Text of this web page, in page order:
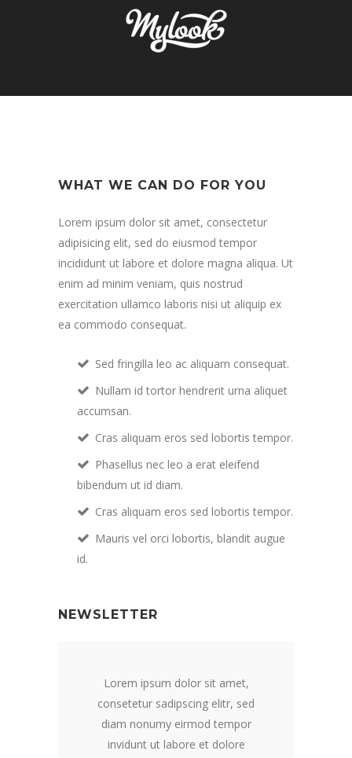
WHAT WE CAN DO FOR YOU
Lorem ipsum dolor sit amet, consectetur
adipisicing elit, sed do eiusmod tempor
incididunt ut labore et dolore magna aliqua. Ut
enim ad minim veniam, quis nostrud
exercitation ullamco laboris nisi ut aliquip ex
ea commodo consequat.
Sed fringilla leo ac aliquam consequat.
Nullam id tortor hendrerit urna aliquet
accumsan.
Cras aliquam eros sed lobortis tempor.
Phasellus nec leo a erat eleifend
bibendum ut id diam.
Cras aliquam eros sed lobortis tempor.
Mauris vel orci lobortis, blandit augue
id.
NEWSLETTER
Lorem ipsum dolor sit amet,
consetetur sadipscing elitr, sed
diam nonumy eirmod tempor
invidunt ut labore et dolore